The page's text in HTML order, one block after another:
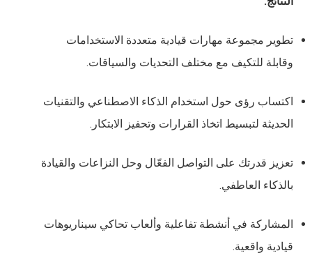
تطوير مجموعة مهارات قيادية متعددة الاستخدامات
وقابلة للتكيف مع مختلف التحديات والسياقات.
اكتساب رؤى حول استخدام الذكاء الاصطناعي والتقنيات
الحديثة لتبسيط اتخاذ القرارات وتحفيز الابتكار.
تعزيز قدرتك على التواصل الفعّال وحل النزاعات والقيادة
بالذكاء العاطفي.
المشاركة في أنشطة تفاعلية وألعاب تحاكي سيناريوهات
قيادية واقعية.